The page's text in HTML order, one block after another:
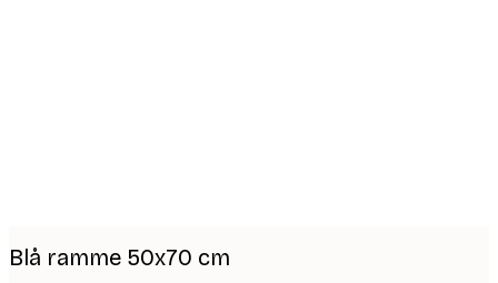
Blå ramme 50x70 cm